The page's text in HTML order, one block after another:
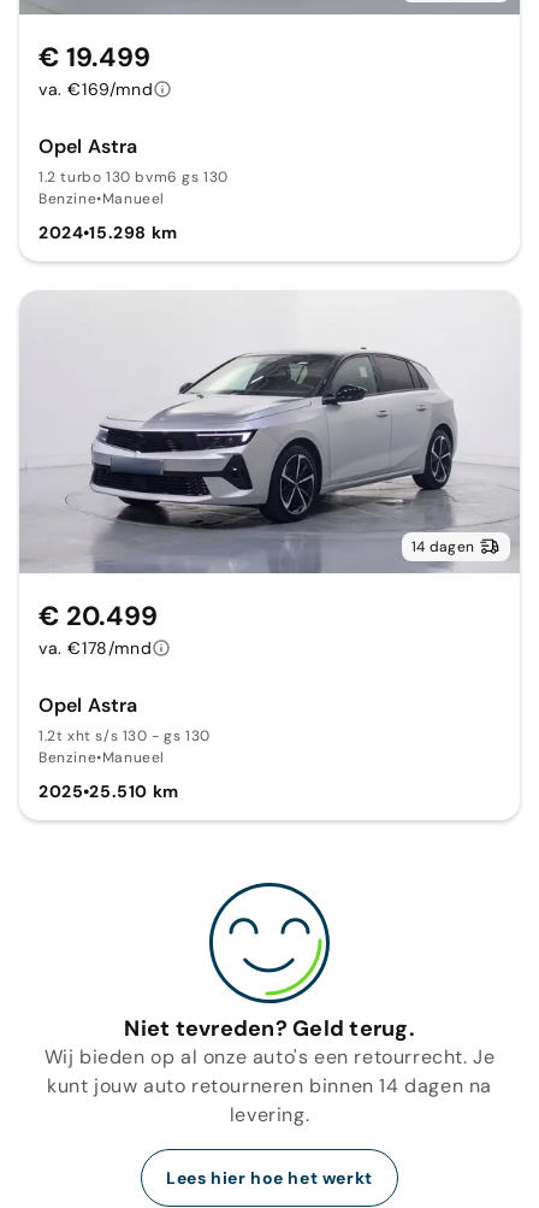
Opel Astra
1.2 turbo 130 bvm6 gs 130
Benzine•Manueel
2024•15.298 km
€ 19.499
va. €169/mnd
14 dagen
Opel Astra
1.2t xht s/s 130 - gs 130
Benzine•Manueel
2025•25.510 km
€ 20.499
va. €178/mnd
Niet tevreden? Geld terug.
Wij bieden op al onze auto's een retourrecht. Je
kunt jouw auto retourneren binnen 14 dagen na
levering.
Lees hier hoe het werkt